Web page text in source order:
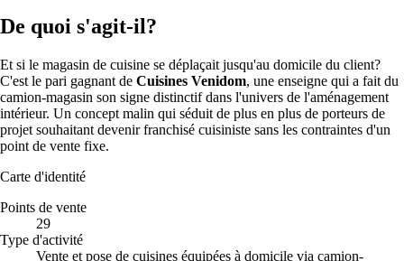
De quoi s'agit-il?
Et si le magasin de cuisine se déplaçait jusqu'au domicile du client?
C'est le pari gagnant de Cuisines Venidom, une enseigne qui a fait du
camion-magasin son signe distinctif dans l'univers de l'aménagement
intérieur. Un concept malin qui séduit de plus en plus de porteurs de
projet souhaitant devenir franchisé cuisiniste sans les contraintes d'un
point de vente fixe.
Carte d'identité
Points de vente
29
Type d'activité
Vente et pose de cuisines équipées à domicile via camion-